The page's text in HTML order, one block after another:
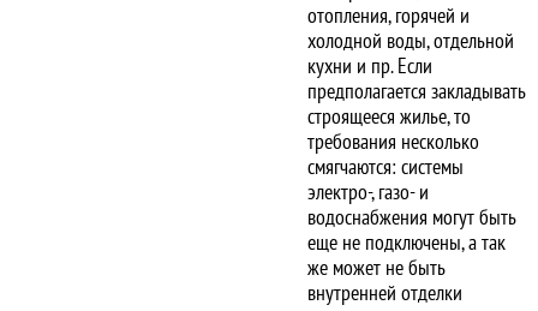
отопления, горячей и
холодной воды, отдельной
кухни и пр. Если
предполагается закладывать
строящееся жилье, то
требования несколько
смягчаются: системы
электро-, газо- и
водоснабжения могут быть
еще не подключены, а так
же может не быть
внутренней отделки